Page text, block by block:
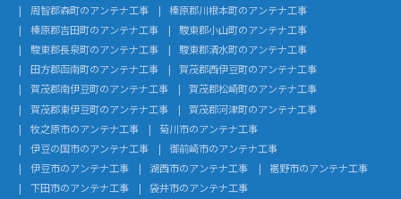
周智郡森町のアンテナ工事
榛原郡川根本町のアンテナ工事
榛原郡吉田町のアンテナ工事
駿東郡小山町のアンテナ工事
駿東郡長泉町のアンテナ工事
駿東郡清水町のアンテナ工事
田方郡函南町のアンテナ工事
賀茂郡西伊豆町のアンテナ工事
賀茂郡南伊豆町のアンテナ工事
賀茂郡松崎町のアンテナ工事
賀茂郡東伊豆町のアンテナ工事
賀茂郡河津町のアンテナ工事
牧之原市のアンテナ工事
菊川市のアンテナ工事
伊豆の国市のアンテナ工事
御前崎市のアンテナ工事
伊豆市のアンテナ工事
湖西市のアンテナ工事
裾野市のアンテナ工事
下田市のアンテナ工事
袋井市のアンテナ工事